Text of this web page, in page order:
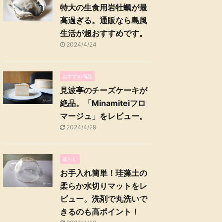
特大の生食用岩牡蠣が最
高過ぎる。通販なら島風
生活が超おすすめです。
2024/4/24
おすすめ商品
見波亭のチーズケーキが
絶品。「Minamiteiフロ
マージュ」をレビュー。
2024/4/29
暮らし
お手入れ簡単！珪藻土の
柔らか水切りマットをレ
ビュー。洗剤で丸洗いで
きるのも高ポイント！